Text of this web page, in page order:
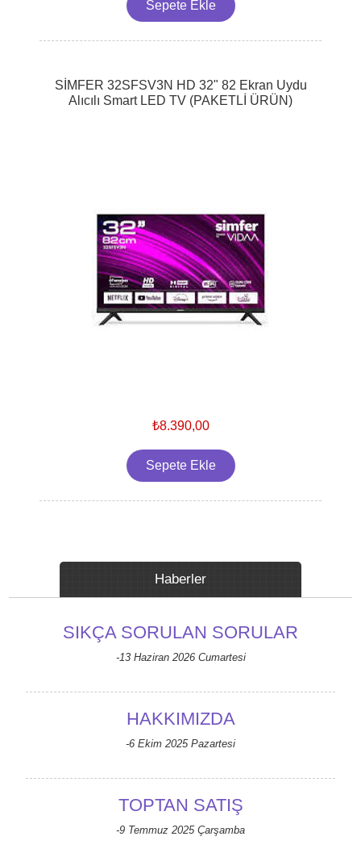
SİMFER 32SFSV3N HD 32" 82 Ekran Uydu
Alıcılı Smart LED TV (PAKETLİ ÜRÜN)
₺8.390,00
Haberler
SIKÇA SORULAN SORULAR
-13 Haziran 2026 Cumartesi
HAKKIMIZDA
-6 Ekim 2025 Pazartesi
TOPTAN SATIŞ
-9 Temmuz 2025 Çarşamba